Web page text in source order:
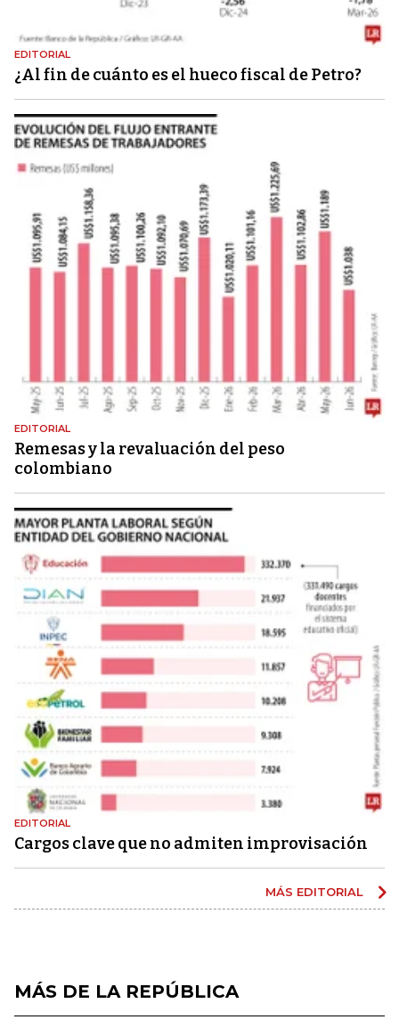
EDITORIAL
¿Al fin de cuánto es el hueco fiscal de Petro?
EDITORIAL
Remesas y la revaluación del peso
colombiano
EDITORIAL
Cargos clave que no admiten improvisación
MÁS EDITORIAL
MÁS DE LA REPÚBLICA